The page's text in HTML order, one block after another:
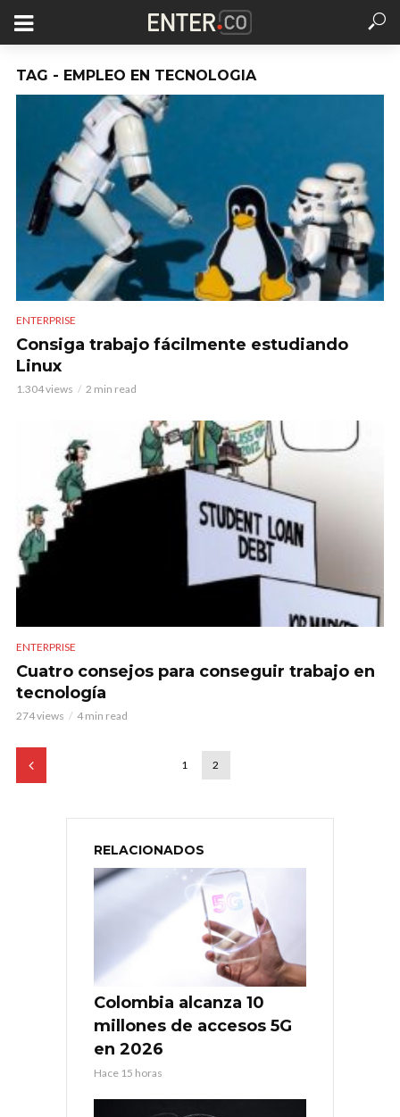
TAG - EMPLEO EN TECNOLOGIA
ENTERPRISE
Consiga trabajo fácilmente estudiando
Linux
1.304 views 2 min read
ENTERPRISE
Cuatro consejos para conseguir trabajo en
tecnología
274 views 4 min read
1 2
RELACIONADOS
Colombia alcanza 10
millones de accesos 5G
en 2026
Hace 15 horas